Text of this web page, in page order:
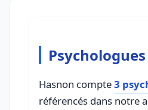
Hasnon compte3
référencés dans notre